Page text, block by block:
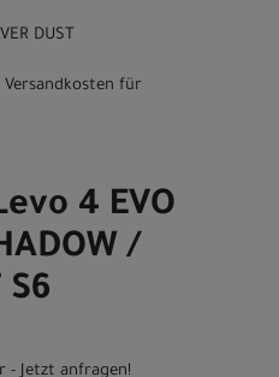
DUST
Versandkosten für
4 EVO
/
S6
- Jetzt anfragen!